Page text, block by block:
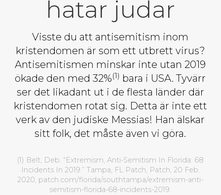
hatar judar
Visste du att antisemitism inom
kristendomen är som ett utbrett virus?
Antisemitismen minskar inte utan 2019
ökade den med 32%(1) bara i USA. Tyvärr
ser det likadant ut i de flesta länder där
kristendomen rotat sig. Detta är inte ett
verk av den judiske Messias! Han älskar
sitt folk, det måste även vi göra.
(1) Belt, Deb. “Extremism, Anti-Semitism In Florida: 68
Incidents In 2019.” Tampa, FL Patch, Patch, 20 Feb.
2020, patch.com/florida/southtampa/extremism-anti-
semitism-florida-68-incidents-2019.